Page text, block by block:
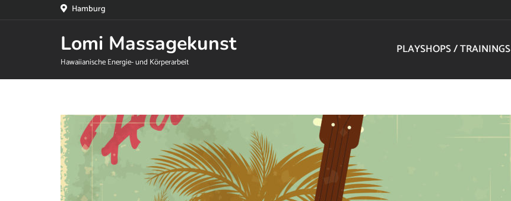
Hamburg
Lomi Massagekunst
Hawaiianische Energie- und Körperarbeit
PLAYSHOPS / TRAININGS